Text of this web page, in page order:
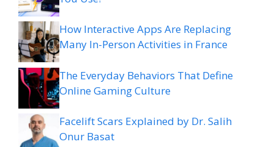
How Interactive Apps Are Replacing
Many In-Person Activities in France
The Everyday Behaviors That Define
Online Gaming Culture
Facelift Scars Explained by Dr. Salih
Onur Basat